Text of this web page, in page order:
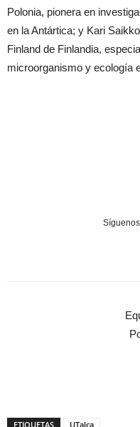
Polonia, pionera en
en la Antártica; y Kari
Finland de Finlandia,
microorganismo y ecología
ETIQUETAS UTalca